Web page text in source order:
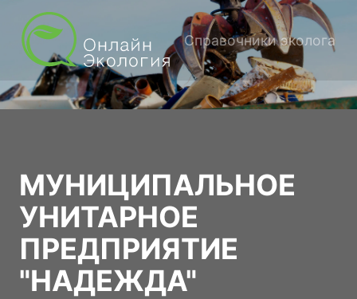
Справочники эколога
МУНИЦИПАЛЬНОЕ
УНИТАРНОЕ
ПРЕДПРИЯТИЕ
"НАДЕЖДА"